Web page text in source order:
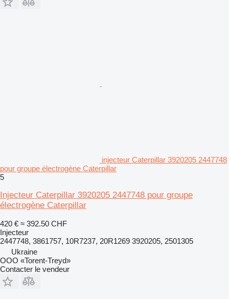
injecteur Caterpillar 3920205 2447748
pour groupe électrogène Caterpillar
5
Injecteur Caterpillar 3920205 2447748 pour groupe
électrogène Caterpillar
420 € ≈ 392.50 CHF
Injecteur
2447748, 3861757, 10R7237, 20R1269 3920205, 2501305
Ukraine
OOO «Torent-Treyd»
Contacter le vendeur